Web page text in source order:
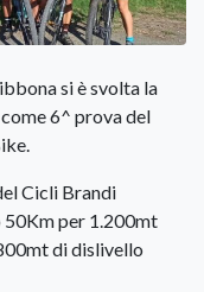
si è svolta la
6^ prova del
Cicli Brandi
50Km per 1.200mt
di dislivello